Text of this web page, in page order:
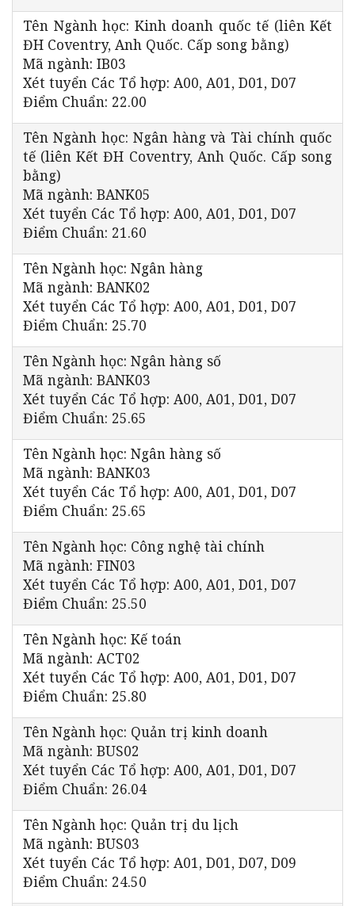
Tên Ngành học: Kinh doanh quốc tế (liên Kết
ĐH Coventry, Anh Quốc. Cấp song bằng)
Mã ngành: IB03
Xét tuyển Các Tổ hợp: A00, A01, D01, D07
Điểm Chuẩn: 22.00
Tên Ngành học: Ngân hàng và Tài chính quốc
tế (liên Kết ĐH Coventry, Anh Quốc. Cấp song
bằng)
Mã ngành: BANK05
Xét tuyển Các Tổ hợp: A00, A01, D01, D07
Điểm Chuẩn: 21.60
Tên Ngành học: Ngân hàng
Mã ngành: BANK02
Xét tuyển Các Tổ hợp: A00, A01, D01, D07
Điểm Chuẩn: 25.70
Tên Ngành học: Ngân hàng số
Mã ngành: BANK03
Xét tuyển Các Tổ hợp: A00, A01, D01, D07
Điểm Chuẩn: 25.65
Tên Ngành học: Ngân hàng số
Mã ngành: BANK03
Xét tuyển Các Tổ hợp: A00, A01, D01, D07
Điểm Chuẩn: 25.65
Tên Ngành học: Công nghệ tài chính
Mã ngành: FIN03
Xét tuyển Các Tổ hợp: A00, A01, D01, D07
Điểm Chuẩn: 25.50
Tên Ngành học: Kế toán
Mã ngành: ACT02
Xét tuyển Các Tổ hợp: A00, A01, D01, D07
Điểm Chuẩn: 25.80
Tên Ngành học: Quản trị kinh doanh
Mã ngành: BUS02
Xét tuyển Các Tổ hợp: A00, A01, D01, D07
Điểm Chuẩn: 26.04
Tên Ngành học: Quản trị du lịch
Mã ngành: BUS03
Xét tuyển Các Tổ hợp: A01, D01, D07, D09
Điểm Chuẩn: 24.50